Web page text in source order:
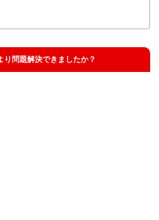
り問題解決できましたか？